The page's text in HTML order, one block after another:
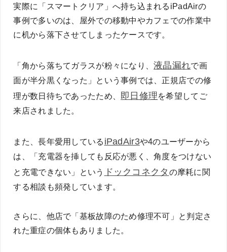
実際に「スマートクリア」へ持ち込まれるiPadAirの
事例で多いのは、屋外での移動中やカフェでの作業中
に机から落下させてしまったケースです。
「角から落ちてガラスが粉々になり、液晶漏れで画
面が半分黒くなった」という事例では、正規店での修
理が数日待ちであったため、 即日修理を希望してご
来店されました。
また、長年愛用している iPadAir3や4のユーザーから
は、「充電器を挿しても反応が悪く、角度をつけない
と充電できない」という
ドックコネクタ の摩耗に関
する相談も頻発しています。
さらに、他店で「基板故障のため修理不可」と判定さ
れた重症の個体もありました。